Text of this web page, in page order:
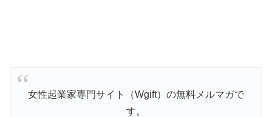
女性起業家専門サイト（Wgift）の無料メルマガで
す。